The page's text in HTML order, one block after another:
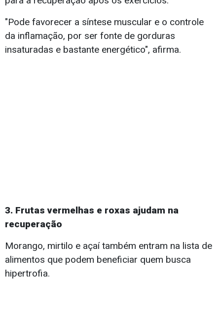
"Pode favorecer a síntese muscular e o controle
da inflamação, por ser fonte de gorduras
insaturadas e bastante energético", afirma.
3. Frutas vermelhas e roxas ajudam na
recuperação
Morango, mirtilo e açaí também entram na lista de
alimentos que podem beneficiar quem busca
hipertrofia.